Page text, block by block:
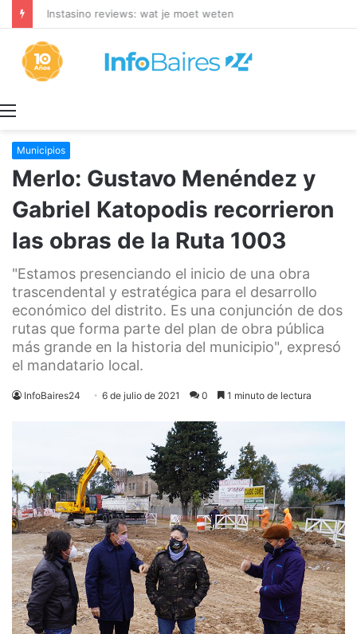
Instasino reviews: wat je moet weten
Municipios
Merlo: Gustavo Menéndez y
Gabriel Katopodis recorrieron
las obras de la Ruta 1003
"Estamos presenciando el inicio de una obra
trascendental y estratégica para el desarrollo
económico del distrito. Es una conjunción de dos
rutas que forma parte del plan de obra pública
más grande en la historia del municipio", expresó
el mandatario local.
InfoBaires24 6 de julio de 2021 0 1 minuto de lectura